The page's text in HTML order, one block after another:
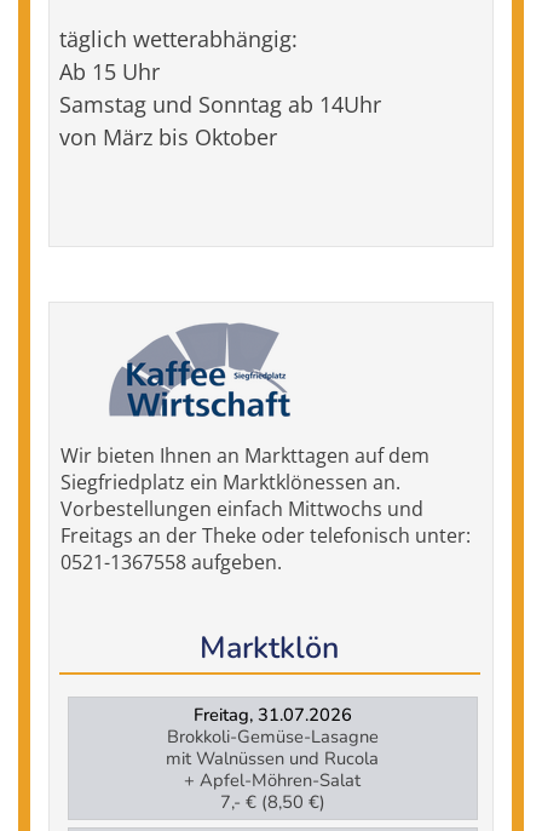
täglich wetterabhängig:
Ab 15 Uhr
Samstag und Sonntag ab 14Uhr
von März bis Oktober
Wir bieten Ihnen an Markttagen auf dem
Siegfriedplatz ein Marktklönessen an.
Vorbestellungen einfach Mittwochs und
Freitags an der Theke oder telefonisch unter:
0521-1367558 aufgeben.
Marktklön
Freitag, 31.07.2026
Brokkoli-Gemüse-Lasagne
mit Walnüssen und Rucola
+ Apfel-Möhren-Salat
7,- € (8,50 €)